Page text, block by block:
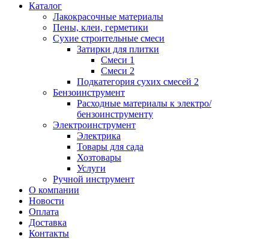
Каталог
Лакокрасочные материалы
Пены, клеи, герметики
Сухие строительные смеси
Затирки для плитки
Смеси 1
Смеси 2
Подкатегория сухих смесей 2
Бензоинструмент
Расходные материалы к электро/
бензоинструменту
Электроинструмент
Электрика
Товары для сада
Хозтовары
Услуги
Ручной инструмент
О компании
Новости
Оплата
Доставка
Контакты